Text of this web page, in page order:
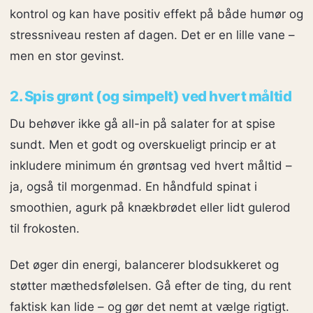
kontrol og kan have positiv effekt på både humør og
stressniveau resten af dagen. Det er en lille vane –
men en stor gevinst.
2. Spis grønt (og simpelt) ved hvert måltid
Du behøver ikke gå all-in på salater for at spise
sundt. Men et godt og overskueligt princip er at
inkludere minimum én grøntsag ved hvert måltid –
ja, også til morgenmad. En håndfuld spinat i
smoothien, agurk på knækbrødet eller lidt gulerod
til frokosten.
Det øger din energi, balancerer blodsukkeret og
støtter mæthedsfølelsen. Gå efter de ting, du rent
faktisk kan lide – og gør det nemt at vælge rigtigt.